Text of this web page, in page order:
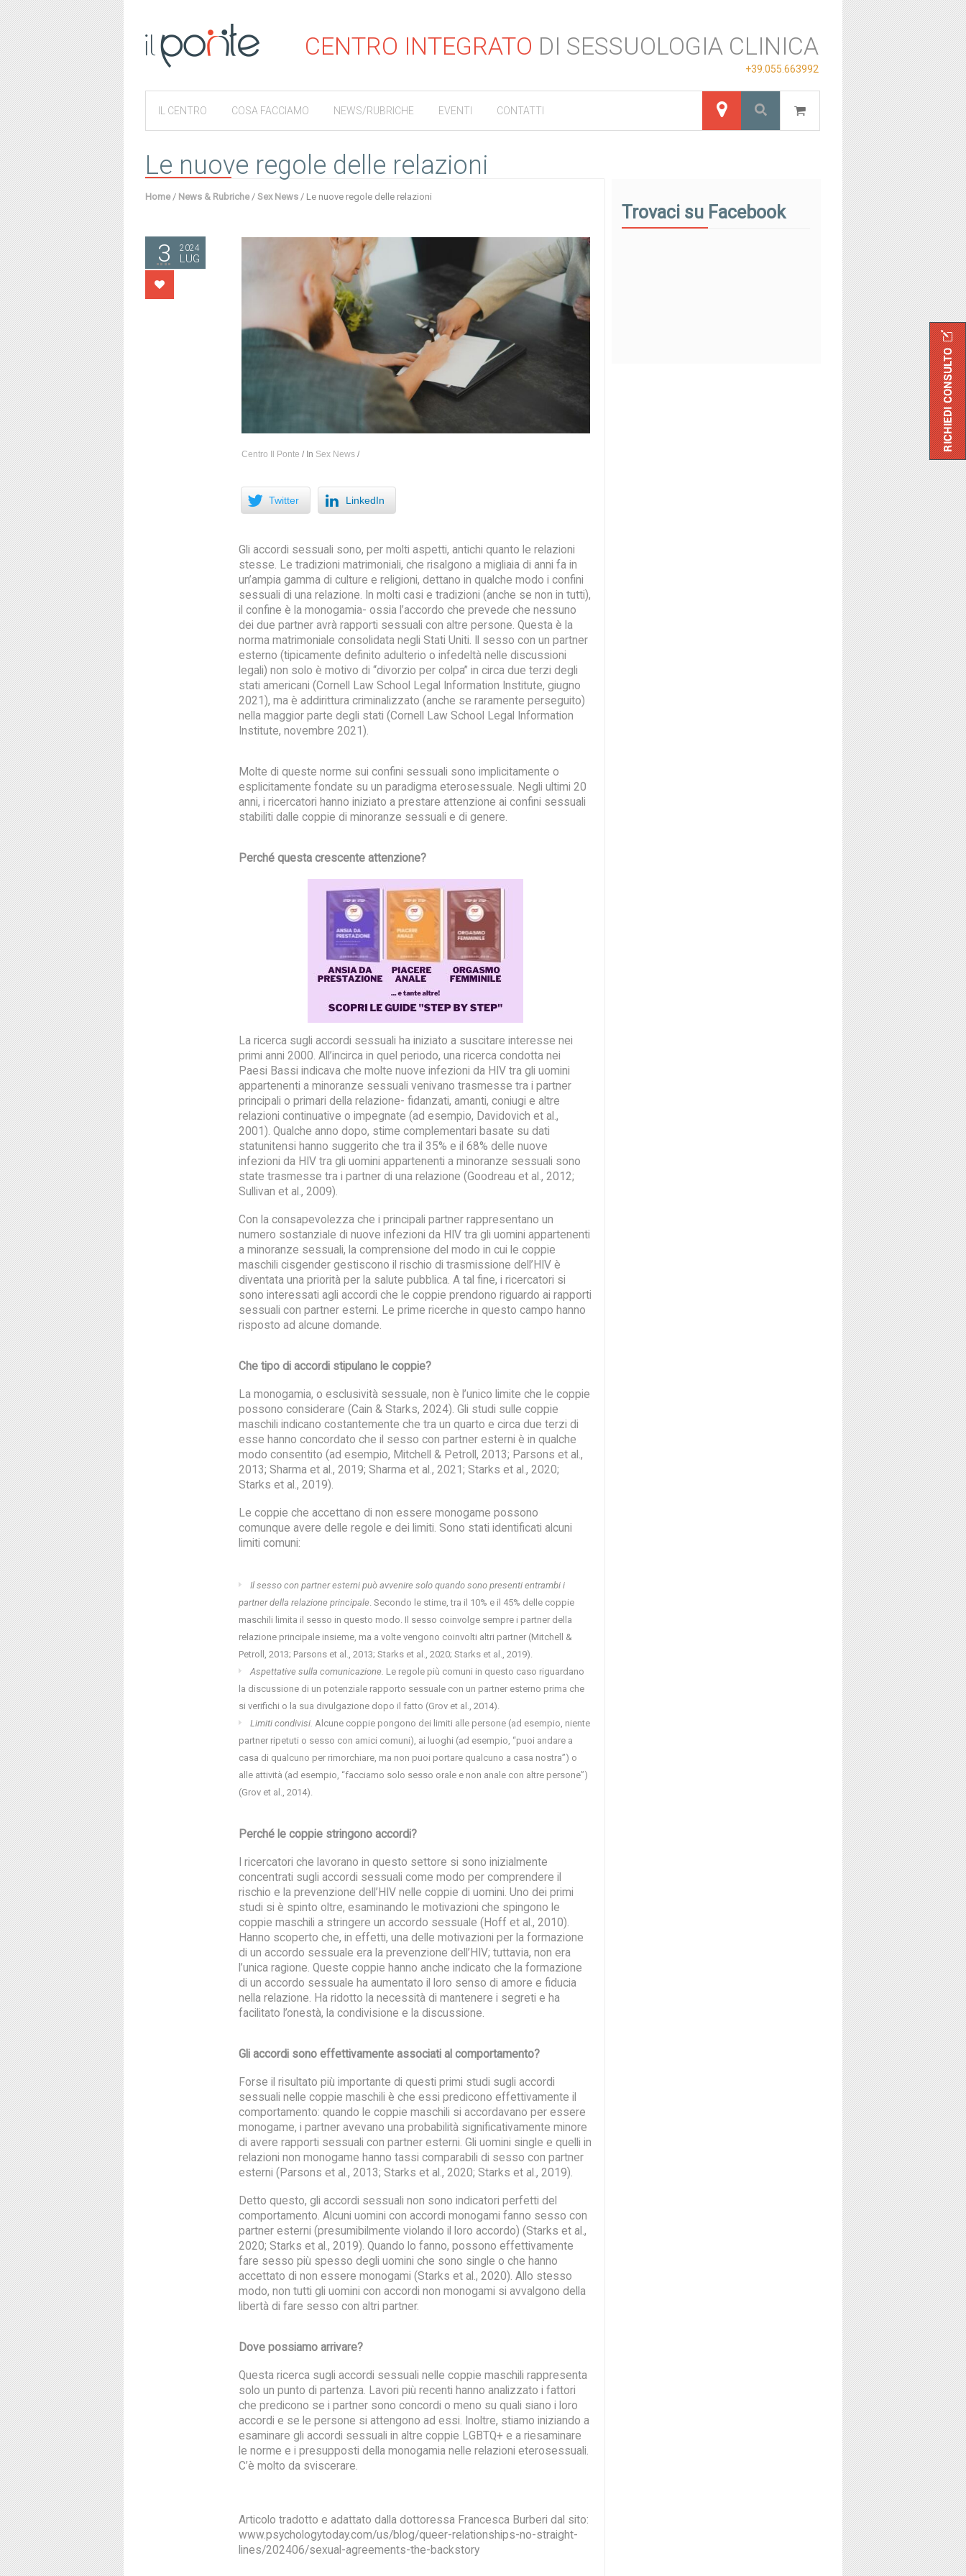
CENTRO INTEGRATO DI SESSUOLOGIA CLINICA
+39.055.663992
IL CENTRO COSA FACCIAMO NEWS/RUBRICHE EVENTI CONTATTI
Le nuove regole delle relazioni
Home / News & Rubriche / Sex News / Le nuove regole delle relazioni
3 2024
LUG
Centro Il Ponte / In Sex News /
Twitter LinkedIn
Gli accordi sessuali sono, per molti aspetti, antichi quanto le relazioni
stesse. Le tradizioni matrimoniali, che risalgono a migliaia di anni fa in
un’ampia gamma di culture e religioni, dettano in qualche modo i confini
sessuali di una relazione. In molti casi e tradizioni (anche se non in tutti),
il confine è la monogamia- ossia l’accordo che prevede che nessuno
dei due partner avrà rapporti sessuali con altre persone. Questa è la
norma matrimoniale consolidata negli Stati Uniti. Il sesso con un partner
esterno (tipicamente definito adulterio o infedeltà nelle discussioni
legali) non solo è motivo di “divorzio per colpa” in circa due terzi degli
stati americani (Cornell Law School Legal Information Institute, giugno
2021), ma è addirittura criminalizzato (anche se raramente perseguito)
nella maggior parte degli stati (Cornell Law School Legal Information
Institute, novembre 2021).
Molte di queste norme sui confini sessuali sono implicitamente o
esplicitamente fondate su un paradigma eterosessuale. Negli ultimi 20
anni, i ricercatori hanno iniziato a prestare attenzione ai confini sessuali
stabiliti dalle coppie di minoranze sessuali e di genere.
Perché questa crescente attenzione?
La ricerca sugli accordi sessuali ha iniziato a suscitare interesse nei
primi anni 2000. All’incirca in quel periodo, una ricerca condotta nei
Paesi Bassi indicava che molte nuove infezioni da HIV tra gli uomini
appartenenti a minoranze sessuali venivano trasmesse tra i partner
principali o primari della relazione- fidanzati, amanti, coniugi e altre
relazioni continuative o impegnate (ad esempio, Davidovich et al.,
2001). Qualche anno dopo, stime complementari basate su dati
statunitensi hanno suggerito che tra il 35% e il 68% delle nuove
infezioni da HIV tra gli uomini appartenenti a minoranze sessuali sono
state trasmesse tra i partner di una relazione (Goodreau et al., 2012;
Sullivan et al., 2009).
Con la consapevolezza che i principali partner rappresentano un
numero sostanziale di nuove infezioni da HIV tra gli uomini appartenenti
a minoranze sessuali, la comprensione del modo in cui le coppie
maschili cisgender gestiscono il rischio di trasmissione dell’HIV è
diventata una priorità per la salute pubblica. A tal fine, i ricercatori si
sono interessati agli accordi che le coppie prendono riguardo ai rapporti
sessuali con partner esterni. Le prime ricerche in questo campo hanno
risposto ad alcune domande.
Che tipo di accordi stipulano le coppie?
La monogamia, o esclusività sessuale, non è l’unico limite che le coppie
possono considerare (Cain & Starks, 2024). Gli studi sulle coppie
maschili indicano costantemente che tra un quarto e circa due terzi di
esse hanno concordato che il sesso con partner esterni è in qualche
modo consentito (ad esempio, Mitchell & Petroll, 2013; Parsons et al.,
2013; Sharma et al., 2019; Sharma et al., 2021; Starks et al., 2020;
Starks et al., 2019).
Le coppie che accettano di non essere monogame possono
comunque avere delle regole e dei limiti. Sono stati identificati alcuni
limiti comuni:
Il sesso con partner esterni può avvenire solo quando sono presenti entrambi i
partner della relazione principale . Secondo le stime, tra il 10% e il 45% delle coppie
maschili limita il sesso in questo modo. Il sesso coinvolge sempre i partner della
relazione principale insieme, ma a volte vengono coinvolti altri partner (Mitchell &
Petroll, 2013; Parsons et al., 2013; Starks et al., 2020; Starks et al., 2019).
Aspettative sulla comunicazione. Le regole più comuni in questo caso riguardano
la discussione di un potenziale rapporto sessuale con un partner esterno prima che
si verifichi o la sua divulgazione dopo il fatto (Grov et al., 2014).
Limiti condivisi. Alcune coppie pongono dei limiti alle persone (ad esempio, niente
partner ripetuti o sesso con amici comuni), ai luoghi (ad esempio, “puoi andare a
casa di qualcuno per rimorchiare, ma non puoi portare qualcuno a casa nostra”) o
alle attività (ad esempio, “facciamo solo sesso orale e non anale con altre persone”)
(Grov et al., 2014).
Perché le coppie stringono accordi?
I ricercatori che lavorano in questo settore si sono inizialmente
concentrati sugli accordi sessuali come modo per comprendere il
rischio e la prevenzione dell’HIV nelle coppie di uomini. Uno dei primi
studi si è spinto oltre, esaminando le motivazioni che spingono le
coppie maschili a stringere un accordo sessuale (Hoff et al., 2010).
Hanno scoperto che, in effetti, una delle motivazioni per la formazione
di un accordo sessuale era la prevenzione dell’HIV; tuttavia, non era
l’unica ragione. Queste coppie hanno anche indicato che la formazione
di un accordo sessuale ha aumentato il loro senso di amore e fiducia
nella relazione. Ha ridotto la necessità di mantenere i segreti e ha
facilitato l’onestà, la condivisione e la discussione.
Gli accordi sono effettivamente associati al comportamento?
Forse il risultato più importante di questi primi studi sugli accordi
sessuali nelle coppie maschili è che essi predicono effettivamente il
comportamento: quando le coppie maschili si accordavano per essere
monogame, i partner avevano una probabilità significativamente minore
di avere rapporti sessuali con partner esterni. Gli uomini single e quelli in
relazioni non monogame hanno tassi comparabili di sesso con partner
esterni (Parsons et al., 2013; Starks et al., 2020; Starks et al., 2019).
Detto questo, gli accordi sessuali non sono indicatori perfetti del
comportamento. Alcuni uomini con accordi monogami fanno sesso con
partner esterni (presumibilmente violando il loro accordo) (Starks et al.,
2020; Starks et al., 2019). Quando lo fanno, possono effettivamente
fare sesso più spesso degli uomini che sono single o che hanno
accettato di non essere monogami (Starks et al., 2020). Allo stesso
modo, non tutti gli uomini con accordi non monogami si avvalgono della
libertà di fare sesso con altri partner.
Dove possiamo arrivare?
Questa ricerca sugli accordi sessuali nelle coppie maschili rappresenta
solo un punto di partenza. Lavori più recenti hanno analizzato i fattori
che predicono se i partner sono concordi o meno su quali siano i loro
accordi e se le persone si attengono ad essi. Inoltre, stiamo iniziando a
esaminare gli accordi sessuali in altre coppie LGBTQ+ e a riesaminare
le norme e i presupposti della monogamia nelle relazioni eterosessuali.
C’è molto da sviscerare.
Articolo tradotto e adattato dalla dottoressa Francesca Burberi dal sito:
www.psychologytoday.com/us/blog/queer-relationships-no-straight-
lines/202406/sexual-agreements-the-backstory
Trovaci su Facebook